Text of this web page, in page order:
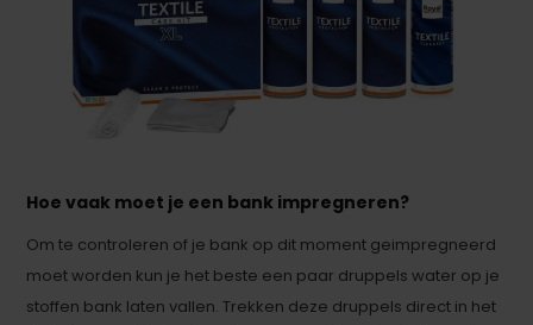
Hoe vaak moet je een bank impregneren?
Om te controleren of je bank op dit moment geimpregneerd
moet worden kun je het beste een paar druppels water op je
stoffen bank laten vallen. Trekken deze druppels direct in het